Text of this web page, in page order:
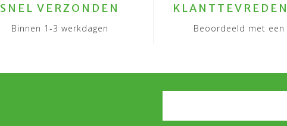
SNEL VERZONDEN
Binnen 1-3 werkdagen Beoordeeld met een